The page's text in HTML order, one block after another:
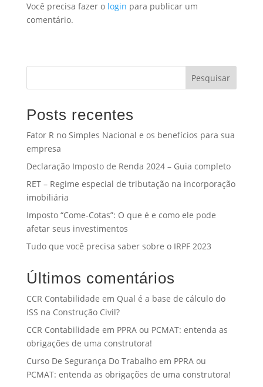
Você precisa fazer o login para publicar um
comentário.
Pesquisar
Posts recentes
Fator R no Simples Nacional e os benefícios para sua
empresa
Declaração Imposto de Renda 2024 – Guia completo
RET – Regime especial de tributação na incorporação
imobiliária
Imposto “Come-Cotas”: O que é e como ele pode
afetar seus investimentos
Tudo que você precisa saber sobre o IRPF 2023
Últimos comentários
CCR Contabilidade em Qual é a base de cálculo do
ISS na Construção Civil?
CCR Contabilidade em PPRA ou PCMAT: entenda as
obrigações de uma construtora!
Curso De Segurança Do Trabalhoem PPRA ou
PCMAT: entenda as obrigações de uma construtora!